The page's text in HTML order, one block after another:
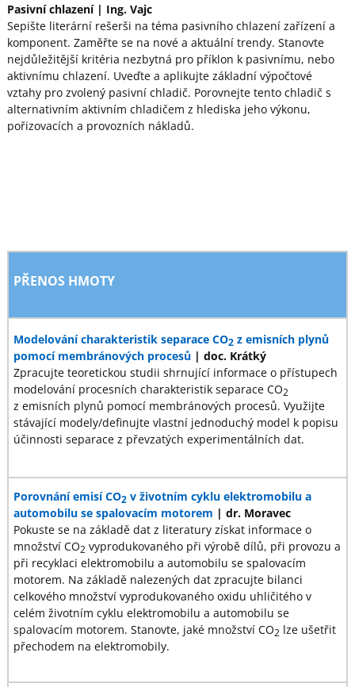
Pasivní chlazení | Ing. Vajc
Sepište literární rešerši na téma pasivního chlazení zařízení a
komponent. Zaměřte se na nové a aktuální trendy. Stanovte
nejdůležitější kritéria nezbytná pro příklon k pasivnímu, nebo
aktivnímu chlazení. Uveďte a aplikujte základní výpočtové
vztahy pro zvolený pasivní chladič. Porovnejte tento chladič s
alternativním aktivním chladičem z hlediska jeho výkonu,
pořizovacích a provozních nákladů.
PŘENOS HMOTY
Modelování charakteristik separace CO2 z emisních plynů
pomocí membránových procesů | doc. Krátký
Zpracujte teoretickou studii shrnující informace o přístupech
modelování procesních charakteristik separace CO2
z emisních plynů pomocí membránových procesů. Využijte
stávající modely/definujte vlastní jednoduchý model k popisu
účinnosti separace z převzatých experimentálních dat.
Porovnání emisí CO2 v životním cyklu elektromobilu a
automobilu se spalovacím motorem | dr. Moravec
Pokuste se na základě dat z literatury získat informace o
množství CO2 vyprodukovaného při výrobě dílů, při provozu a
při recyklaci elektromobilu a automobilu se spalovacím
motorem. Na základě nalezených dat zpracujte bilanci
celkového množství vyprodukovaného oxidu uhličitého v
celém životním cyklu elektromobilu a automobilu se
spalovacím motorem. Stanovte, jaké množství CO2 lze ušetřit
přechodem na elektromobily.